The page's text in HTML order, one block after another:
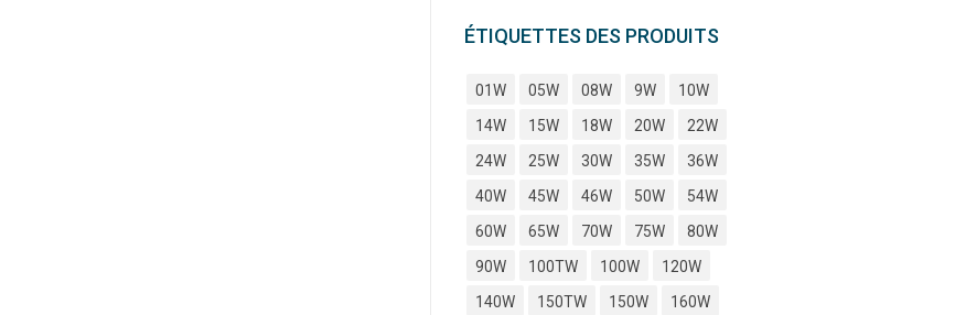
ÉTIQUETTES DES PRODUITS
01W 05W 08W 9W
10W
14W
15W 18W 20W
22W
24W
25W 30W 35W
36W
40W
45W 46W 50W
54W
60W
65W 70W 75W
80W
90W
100TW 100W
120W
140W
150TW 150W
160W